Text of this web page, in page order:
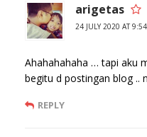
arigetas
24 JULY 2020 AT
Ahahahahaha … tapi aku
begitu d postingan blog ..
REPLY